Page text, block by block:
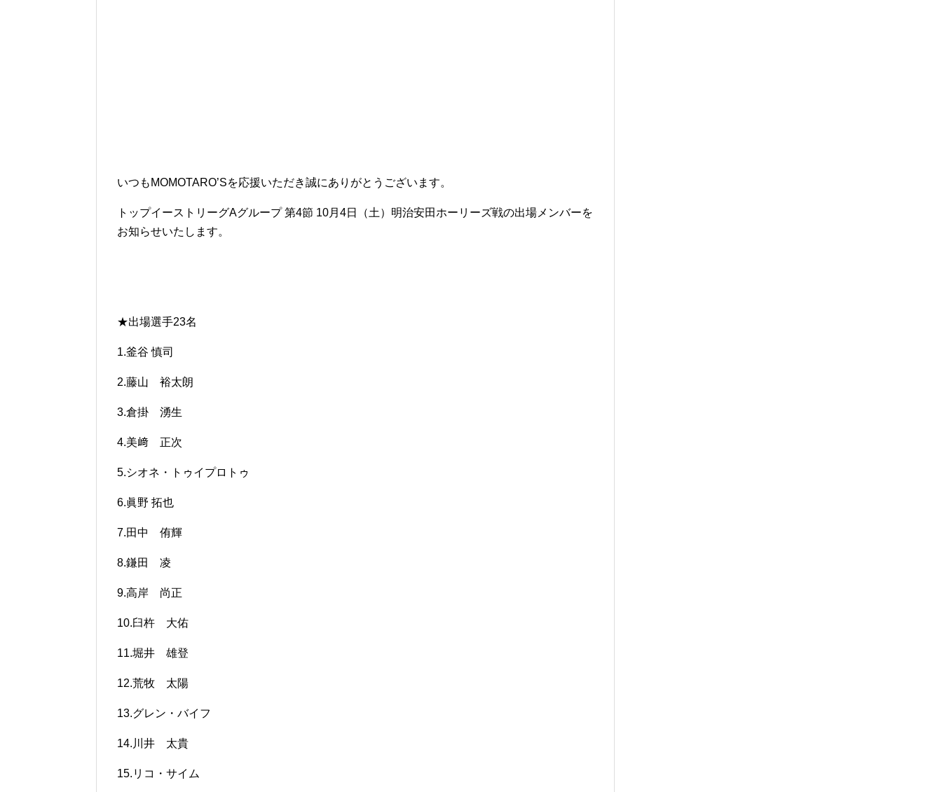
いつもMOMOTARO’Sを応援いただき誠にありがとうございます。
トップイーストリーグAグループ 第4節 10月4日（土）明治安田ホーリーズ戦の出場メンバーを
お知らせいたします。
★出場選手23名
1.釜谷 慎司
2.藤山 裕太朗
3.倉掛 湧生
4.美﨑 正次
5.シオネ・トゥイプロトゥ
6.眞野 拓也
7.田中 侑輝
8.鎌田 凌
9.高岸 尚正
10.臼杵 大佑
11.堀井 雄登
12.荒牧 太陽
13.グレン・バイフ
14.川井 太貴
15.リコ・サイム